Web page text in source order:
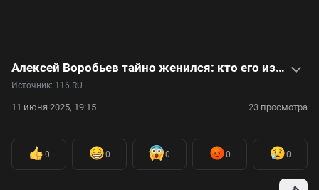
Алексей Воробьев тайно женился: кто его избранница. Видео
Источник: 116.RU
11 июня 2025, 19:15 23 просмотра
0 0 0 0 0